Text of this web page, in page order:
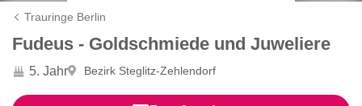
Trauringe Berlin
Fudeus - Goldschmiede und Juweliere
5. Jahr Bezirk Steglitz-Zehlendorf